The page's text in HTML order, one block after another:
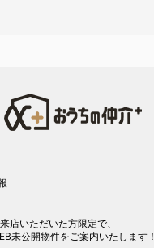
店いただいた方限定で、
未公開物件をご案内いたします！